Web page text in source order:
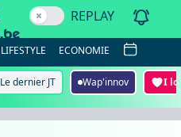
REPLAY
LIFESTYLE ECONOMIE
Le dernier JT Wap'innov I